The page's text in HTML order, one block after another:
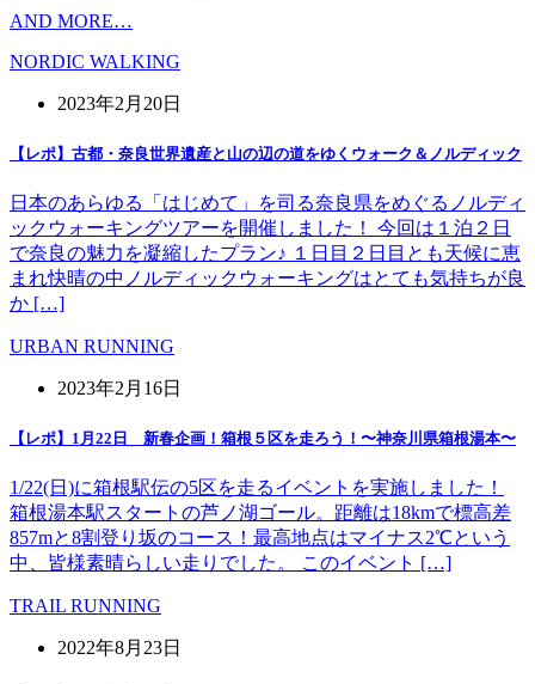
AND MORE…
NORDIC WALKING
2023年2月20日
【レポ】古都・奈良世界遺産と山の辺の道をゆくウォーク＆ノルディック
日本のあらゆる「はじめて」を司る奈良県をめぐるノルディ
ックウォーキングツアーを開催しました！ 今回は１泊２日
で奈良の魅力を凝縮したプラン♪ １日目２日目とも天候に恵
まれ快晴の中ノルディックウォーキングはとても気持ちが良
か […]
URBAN RUNNING
2023年2月16日
【レポ】1月22日 新春企画！箱根５区を走ろう！〜神奈川県箱根湯本〜
1/22(日)に箱根駅伝の5区を走るイベントを実施しました！
箱根湯本駅スタートの芦ノ湖ゴール。距離は18kmで標高差
857mと8割登り坂のコース！最高地点はマイナス2℃という
中、皆様素晴らしい走りでした。 このイベント […]
TRAIL RUNNING
2022年8月23日